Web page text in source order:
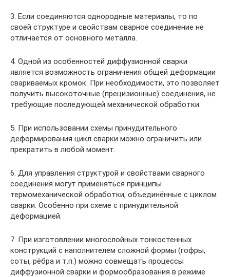
3. Если соединяются однородные материалы, то по
своей структуре и свойствам сварное соединение не
отличается от основного металла.
4. Одной из особенностей диффузионной сварки
является возможность ограничения общей деформации
свариваемых кромок. При необходимости, это позволяет
получить высокоточные (прецизионные) соединения, не
требующие последующей механической обработки.
5. При использовании схемы принудительного
деформирования цикл сварки можно ограничить или
прекратить в любой момент.
6. Для управления структурой и свойствами сварного
соединения могут применяться принципы
термомеханической обработки, объединённые с циклом
сварки. Особенно при схеме с принудительной
деформацией.
7. При изготовлении многослойных тонкостенных
конструкций с наполнителем сложной формы (гофры,
соты, рёбра и т.п.) можно совмещать процессы
диффузионной сварки и формообразования в режиме